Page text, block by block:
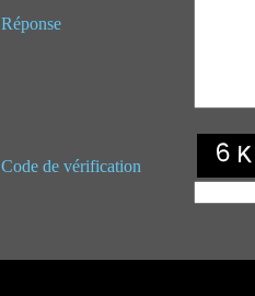
Réponse
Code de vérification